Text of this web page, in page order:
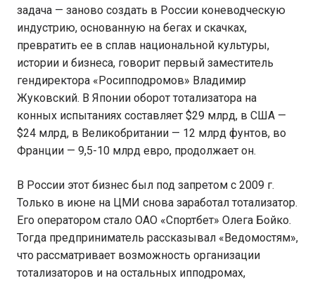
задача — заново создать в России коневодческую
индустрию, основанную на бегах и скачках,
превратить ее в сплав национальной культуры,
истории и бизнеса, говорит первый заместитель
гендиректора «Росипподромов» Владимир
Жуковский. В Японии оборот тотализатора на
конных испытаниях составляет $29 млрд, в США —
$24 млрд, в Великобритании — 12 млрд фунтов, во
Франции — 9,5-10 млрд евро, продолжает он.
В России этот бизнес был под запретом с 2009 г.
Только в июне на ЦМИ снова заработал тотализатор.
Его оператором стало ОАО «Спортбет» Олега Бойко.
Тогда предприниматель рассказывал «Ведомостям»,
что рассматривает возможность организации
тотализаторов и на остальных ипподромах,